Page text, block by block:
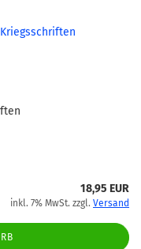
18,95 EUR
inkl. 7% MwSt. zzgl. Versand